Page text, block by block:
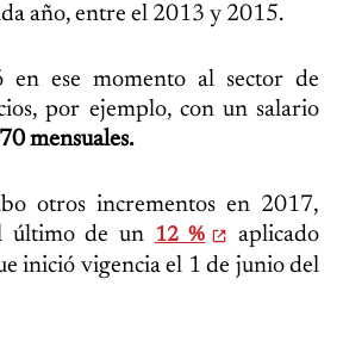
año, entre el 2013 y 2015.
en ese momento al sector de
por ejemplo, con un salario
mensuales.
otros incrementos en 2017,
último de un 12 %
aplicado
inició vigencia el 1 de junio del